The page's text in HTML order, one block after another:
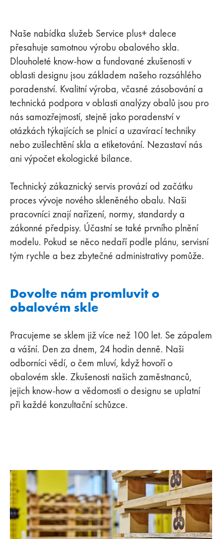
Naše nabídka služeb Service plus+ dalece
přesahuje samotnou výrobu obalového skla.
Dlouholeté know-how a fundované zkušenosti v
oblasti designu jsou základem našeho rozsáhlého
poradenství. Kvalitní výroba, včasné zásobování a
technická podpora v oblasti analýzy obalů jsou pro
nás samozřejmostí, stejně jako poradenství v
otázkách týkajících se plnicí a uzavírací techniky
nebo zušlechtění skla a etiketování. Nezastaví nás
ani výpočet ekologické bilance.
Technický zákaznický servis provází od začátku
proces vývoje nového skleněného obalu. Naši
pracovníci znají nařízení, normy, standardy a
zákonné předpisy. Účastní se také prvního plnění
modelu. Pokud se něco nedaří podle plánu, servisní
tým rychle a bez zbytečné administrativy pomůže.
Dovolte nám promluvit o
obalovém skle
Pracujeme se sklem již více než 100 let. Se zápalem
a vášní. Den za dnem, 24 hodin denně. Naši
odborníci vědí, o čem mluví, když hovoří o
obalovém skle. Zkušenosti našich zaměstnanců,
jejich know-how a vědomosti o designu se uplatní
při každé konzultační schůzce.